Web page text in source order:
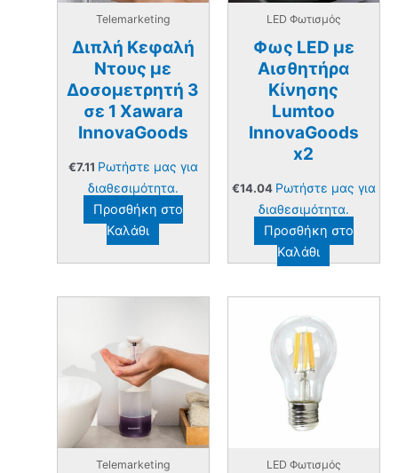
Telemarketing
Διπλή Kεφαλή
Nτους με
Δοσομετρητή 3
σε 1 Xawara
InnovaGoods
€7.11 Ρωτήστε μας για
διαθεσιμότητα.
Προσθήκη στο
Καλάθι
LED Φωτισμός
Φως LED με
Αισθητήρα
Κίνησης
Lumtoo
InnovaGoods
x2
€14.04 Ρωτήστε μας για
διαθεσιμότητα.
Προσθήκη στο
Καλάθι
Telemarketing LED Φωτισμός